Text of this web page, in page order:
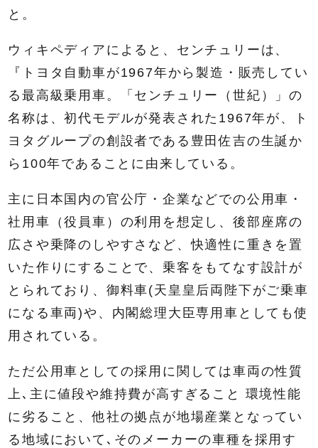
と。
ウィキペディアによると、センチュリーは、
『トヨタ自動車が1967年から製造・販売してい
る最高級乗用車。「センチュリー（世紀）」の
名称は、初代モデルが発表された1967年が、ト
ヨタグループの創設者である豊田佐吉の生誕か
ら100年であることに由来している。
主に日本国内の官公庁・企業などでの公用車・
社用車（役員車）の利用を想定し、後部座席の
広さや乗降のしやすさなど、快適性に重きを置
いた作りにすることで、乗客をもてなす設計が
とられており、御料車(天皇皇后両陛下がご乗車
になる車両)や、内閣総理大臣専用車としても使
用されている。
ただ公用車としての採用に関しては車両の性質
上､主に値段や維持費が高すぎること 環境性能
に劣ること、他社の拠点が地場産業となってい
る地域において､そのメーカーの車種を採用す